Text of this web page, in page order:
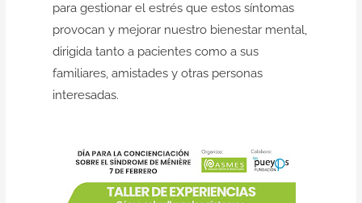
para gestionar el estrés que estos síntomas
provocan y mejorar nuestro bienestar mental,
dirigida tanto a pacientes como a sus
familiares, amistades y otras personas
interesadas.